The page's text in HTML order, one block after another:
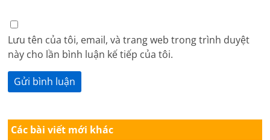
Lưu tên của tôi, email, và trang web trong trình duyệt
này cho lần bình luận kế tiếp của tôi.
Các bài viết mới khác